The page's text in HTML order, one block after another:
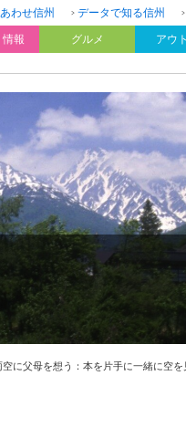
わせ信州 データで知る信州
情報 グルメ アウ
空に父母を想う：本を片手に一緒に空